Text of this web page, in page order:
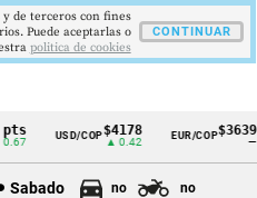
USD/COP$4178
▲ 0.42
EUR/COP$3639
Sabado no no
de terceros con fines
Puede aceptarlas o
politica de cookies
CONTINUAR